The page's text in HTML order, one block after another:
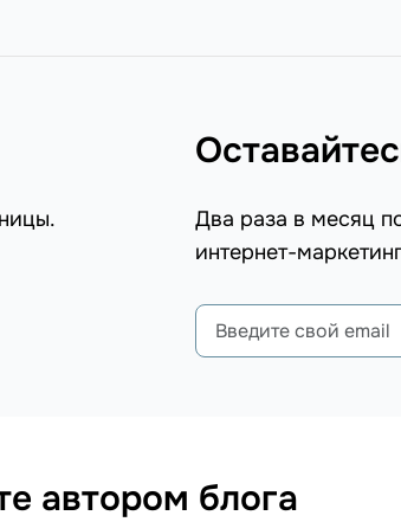
Два раза в месяц
интернет-
автором блога